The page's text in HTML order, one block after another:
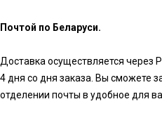
Почтой по Беларуси.
Доставка осуществляется через
4 дня со дня заказа. Вы сможете
отделении почты в удобное для